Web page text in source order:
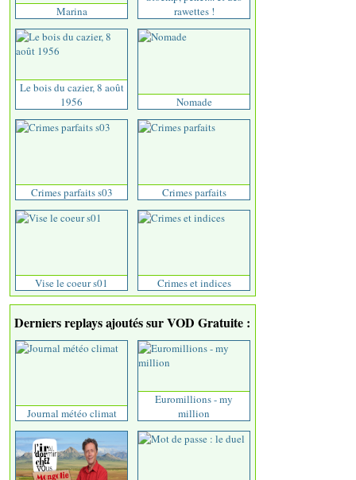
Marina
rawettes !
Le bois du cazier, 8 août
1956
Nomade
Crimes parfaits s03 Crimes parfaits
Vise le coeur s01 Crimes et indices
Derniers replays ajoutés sur VOD Gratuite :
Journal météo climat
Euromillions - my
million